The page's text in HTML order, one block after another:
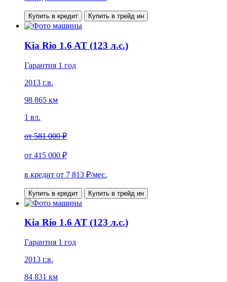
Купить в кредит Купить в трейд ин
Kia Rio 1.6 AT (123 л.с.)
Гарантия 1 год
2013 г.в.
98 865 км
1 вл.
от581 000 ₽
от 415 000 ₽
в кредит от 7 813 ₽/мес.
Купить в кредит Купить в трейд ин
Kia Rio 1.6 AT (123 л.с.)
Гарантия 1 год
2013 г.в.
84 831 км